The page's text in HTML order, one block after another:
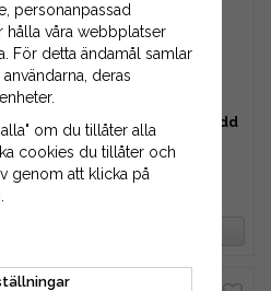
Svärdsskydd/kedjeskydd
till sågsvärd 16-18"
personanpassad
våra webbplatser
För detta ändamål samlar
deras
om du tillåter alla
cookies du tillåter och
genom att klicka på